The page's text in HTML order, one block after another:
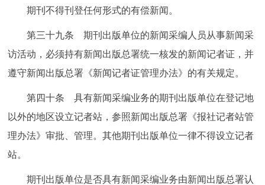
期刊不得刊登任何形式的有偿新闻。
第三十九条 期刊出版单位的新闻采编人员从事新闻采
访活动，必须持有新闻出版总署统一核发的新闻记者证，并
遵守新闻出版总署《新闻记者证管理办法》的有关规定。
第四十条 具有新闻采编业务的期刊出版单位在登记地
以外的地区设立记者站，参照新闻出版总署《报社记者站管
理办法》审批、管理。其他期刊出版单位一律不得设立记者
站。
期刊出版单位是否具有新闻采编业务由新闻出版总署认